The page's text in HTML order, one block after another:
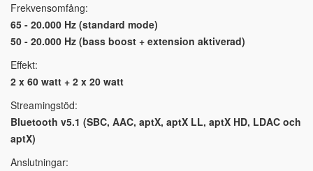
Frekvensomfång:
65 - 20.000 Hz (standard mode)
50 - 20.000 Hz (bass boost + extension aktiverad)
Effekt:
2 x 60 watt + 2 x 20 watt
Streamingstöd:
Bluetooth v5.1 (SBC, AAC, aptX, aptX LL, aptX HD, LDAC och
aptX)
Anslutningar: